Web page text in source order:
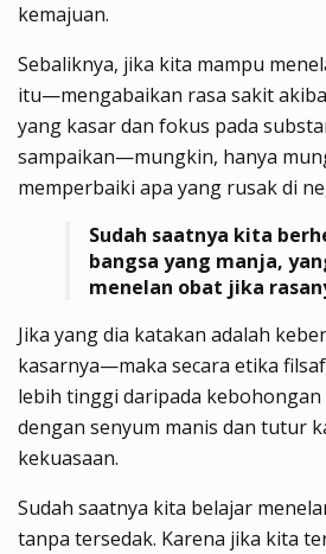
kemajuan.
Sebaliknya, jika kita mampu
itu—mengabaikan rasa sakit
yang kasar dan fokus pada
sampaikan—mungkin, hanya
memperbaiki apa yang rusak di
Sudah saatnya kita
bangsa yang manja,
menelan obat jika
Jika yang dia katakan adalah
kasarnya—maka secara etika
lebih tinggi daripada
dengan senyum manis dan tutur
kekuasaan.
Sudah saatnya kita belajar
tanpa tersedak. Karena jika kita